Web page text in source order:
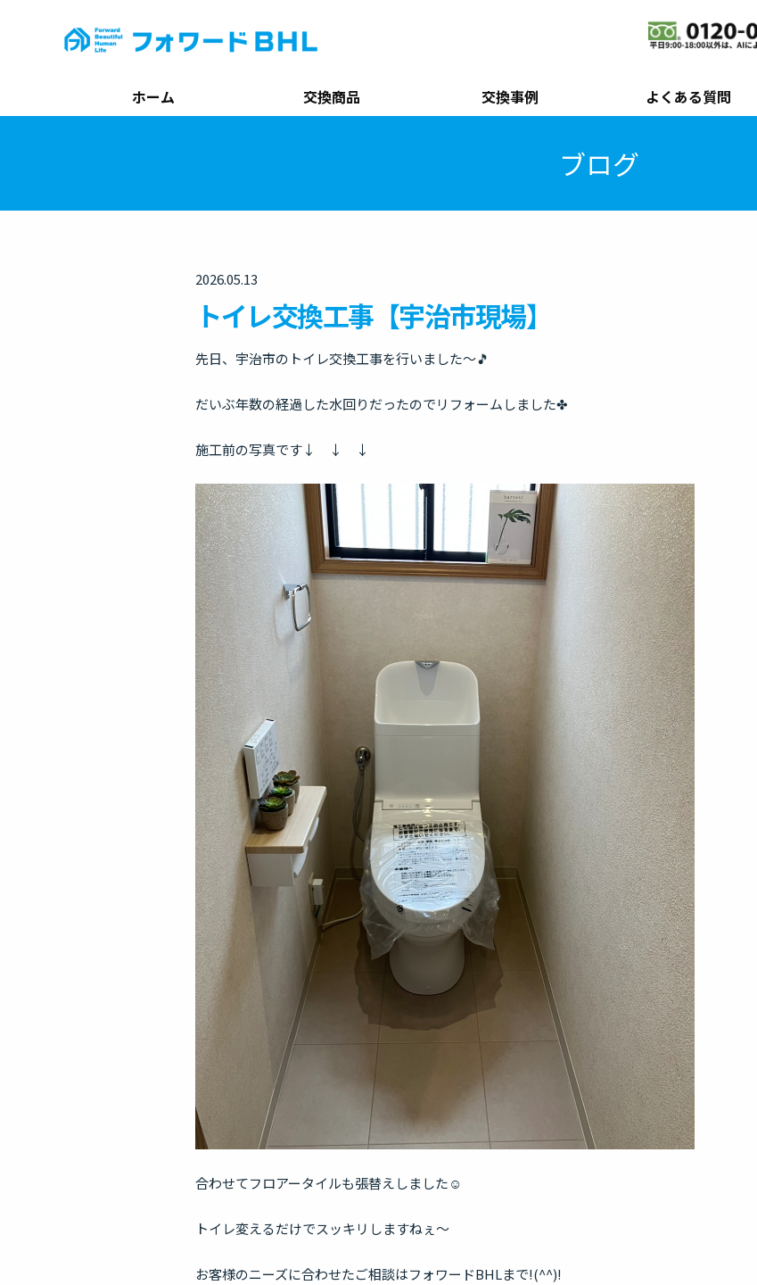
ホーム 交換商品 交換事例 よくある質問
ブログ
2026.05.13
トイレ交換工事【宇治市現場】
先日、宇治市のトイレ交換工事を行いました～🎵
だいぶ年数の経過した水回りだったのでリフォームしました✤
施工前の写真です↓ ↓ ↓
合わせてフロアータイルも張替えしました☺
トイレ変えるだけでスッキリしますねぇ～
お客様のニーズに合わせたご相談はフォワードBHLまで!(^^)!